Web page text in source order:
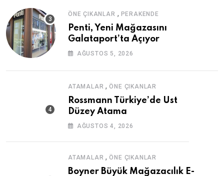
ÖNE ÇIKANLAR , PERAKENDE
Penti, Yeni Mağazasını
Galataport’ta Açıyor
AĞUSTOS 5, 2026
ATAMALAR ,ÖNE ÇIKANLAR
Rossmann Türkiye’de Üst
Düzey Atama
AĞUSTOS 4, 2026
ATAMALAR ,ÖNE ÇIKANLAR
Boyner Büyük Mağazacılık E-